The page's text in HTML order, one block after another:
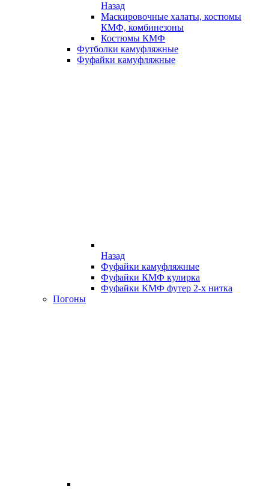
Назад
Маскировочные халаты, костюмы
КМФ, комбинезоны
Костюмы КМФ
Футболки камуфляжные
Фуфайки камуфляжные
Назад
Фуфайки камуфляжные
Фуфайки КМФ кулирка
Фуфайки КМФ футер 2-х нитка
Погоны